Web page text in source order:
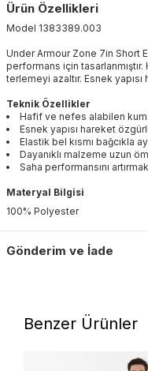
Ürün Özellikleri
Model 1383389.003
Under Armour Zone 7in Short
performans için
terlemeyi azaltır. Esnek
Teknik Özellikler
Hafif ve nefes alabilen
Esnek yapısı hareket
Elastik bel kısmı bağcıkla
Dayanıklı malzeme uzun
Saha performansını
Materyal Bilgisi
100% Polyester
Gönderim ve İade
Benzer Ürünler